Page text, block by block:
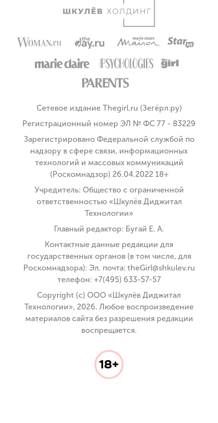
Сетевое издание Thegirl.ru (Зегёрл.ру)
Регистрационный номер ЭЛ № ФС 77 - 83229
Зарегистрировано Федеральной службой по
надзору в сфере связи, информационных
технологий и массовых коммуникаций
(Роскомнадзор) 26.04.2022 18+
Учредитель: Общество с ограниченной
ответственностью «Шкулёв Диджитал
Технологии»
Главный редактор: Бугай Е. А.
Контактные данные редакции для
государственных органов (в том числе, для
Роскомнадзора): Эл. почта: theGirl@shkulev.ru
телефон: +7(495) 633-57-57
Copyright (с) ООО «Шкулёв Диджитал
Технологии», 2026. Любое воспроизведение
материалов сайта без разрешения редакции
воспрещается.
18+